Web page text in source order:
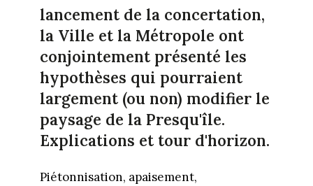
lancement de la concertation,
la Ville et la Métropole ont
conjointement présenté les
hypothèses qui pourraient
largement (ou non) modifier le
paysage de la Presqu'île.
Explications et tour d'horizon.
Piétonnisation, apaisement,